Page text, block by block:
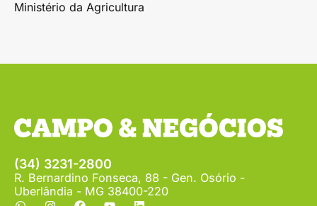
Ministério da Agricultura
(34) 3231-2800
R. Bernardino Fonseca, 88 - Gen. Osório -
Uberlândia - MG 38400-220